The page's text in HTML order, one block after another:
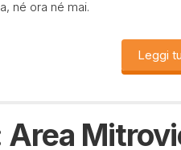
né ora né mai.
Leggi
Area